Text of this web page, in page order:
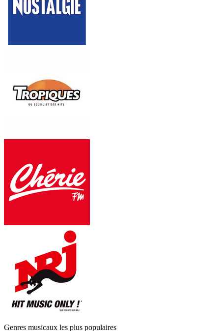
Genres musicaux les plus populaires